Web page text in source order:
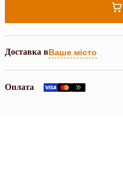
Доставка вВаше місто
Оплата